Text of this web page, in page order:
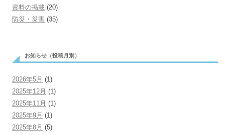
資料の掲載 (20)
防災・災害 (35)
お知らせ（投稿月別）
2026年5月 (1)
2025年12月 (1)
2025年11月 (1)
2025年9月 (1)
2025年8月 (5)